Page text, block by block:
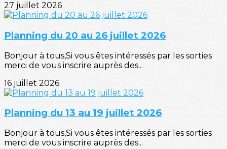
27 juillet 2026
Planning du 20 au 26 juillet 2026
Bonjour à tous,Si vous êtes intéressés par les sorties
merci de vous inscrire auprès des...
16 juillet 2026
Planning du 13 au 19 juillet 2026
Bonjour à tous,Si vous êtes intéressés par les sorties
merci de vous inscrire auprès des...